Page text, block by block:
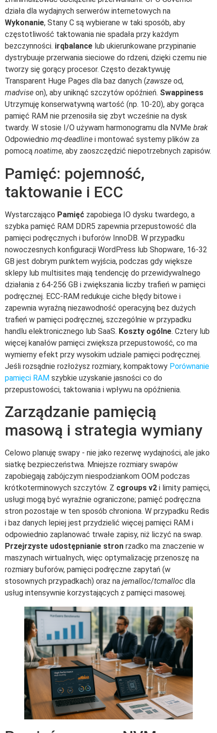
działa dla wydajnych serwerów internetowych na
Wykonanie, Stany C są wybierane w taki sposób, aby
częstotliwość taktowania nie spadała przy każdym
bezczynności. irqbalance lub ukierunkowane przypinanie
dystrybuuje przerwania sieciowe do rdzeni, dzięki czemu nie
tworzy się gorący procesor. Często dezaktywuję
Transparent Huge Pages dla baz danych (zawsze od,
madvise on), aby uniknąć szczytów opóźnień. Swappiness
Utrzymuję konserwatywną wartość (np. 10-20), aby gorąca
pamięć RAM nie przenosiła się zbyt wcześnie na dysk
twardy. W stosie I/O używam harmonogramu dla NVMe brak
Odpowiednio mq-deadline i montować systemy plików za
pomocą noatime, aby zaoszczędzić niepotrzebnych zapisów.
Pamięć: pojemność,
taktowanie i ECC
Wystarczająco Pamięć zapobiega IO dysku twardego, a
szybka pamięć RAM DDR5 zapewnia przepustowość dla
pamięci podręcznych i buforów InnoDB. W przypadku
nowoczesnych konfiguracji WordPress lub Shopware, 16-32
GB jest dobrym punktem wyjścia, podczas gdy większe
sklepy lub multisites mają tendencję do przewidywalnego
działania z 64-256 GB i zwiększania liczby trafień w pamięci
podręcznej. ECC-RAM redukuje ciche błędy bitowe i
zapewnia wyraźną niezawodność operacyjną bez dużych
trafień w pamięci podręcznej, szczególnie w przypadku
handlu elektronicznego lub SaaS. Koszty ogólne. Cztery lub
więcej kanałów pamięci zwiększa przepustowość, co ma
wymierny efekt przy wysokim udziale pamięci podręcznej.
Jeśli rozsądnie rozłożysz rozmiary, kompaktowy Porównanie
pamięci RAM szybkie uzyskanie jasności co do
przepustowości, taktowania i wpływu na opóźnienia.
Zarządzanie pamięcią
masową i strategia wymiany
Celowo planuję swapy - nie jako rezerwę wydajności, ale jako
siatkę bezpieczeństwa. Mniejsze rozmiary swapów
zapobiegają zabójczym niespodziankom OOM podczas
krótkoterminowych szczytów. Z cgroups v2 i limity pamięci,
usługi mogą być wyraźnie ograniczone; pamięć podręczna
stron pozostaje w ten sposób chroniona. W przypadku Redis
i baz danych lepiej jest przydzielić więcej pamięci RAM i
odpowiednio zaplanować trwałe zapisy, niż liczyć na swap.
Przejrzyste udostępnianie stron rzadko ma znaczenie w
maszynach wirtualnych, więc optymalizację przenoszę na
rozmiary buforów, pamięci podręczne zapytań (w
stosownych przypadkach) oraz na jemalloc/tcmalloc dla
usług intensywnie korzystających z pamięci masowej.